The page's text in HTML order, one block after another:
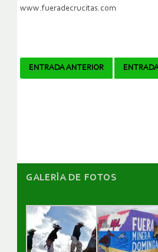
www.fueradecrucitas.com
Navegador
ENTRADA ANTERIOR
GALERÌA DE FOTOS